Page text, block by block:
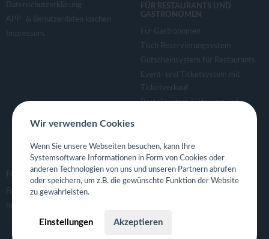
Datenschutzerklärung
APP- & Benutzerdaten löschen
Impressum
FÜR RESTAURANTS UND
GASTRONOMEN
Für Gastronomen
Tisch Reservierungsystem
Gutscheinsystem für Restaurants
Event- und Ticketsystem mit
Ticketverkauf
Bestellsystem Lieferung und
Eigene App für Restaurant
FOLGE UNS
Facebook
Instagram
Wir verwenden Cookies
Wenn Sie unsere Webseiten besuchen, kann Ihre
Systemsoftware Informationen in Form von Cookies oder
anderen Technologien von uns und unseren Partnern abrufen
oder speichern, um z.B. die gewünschte Funktion der Website
zu gewährleisten.
Einstellungen Akzeptieren